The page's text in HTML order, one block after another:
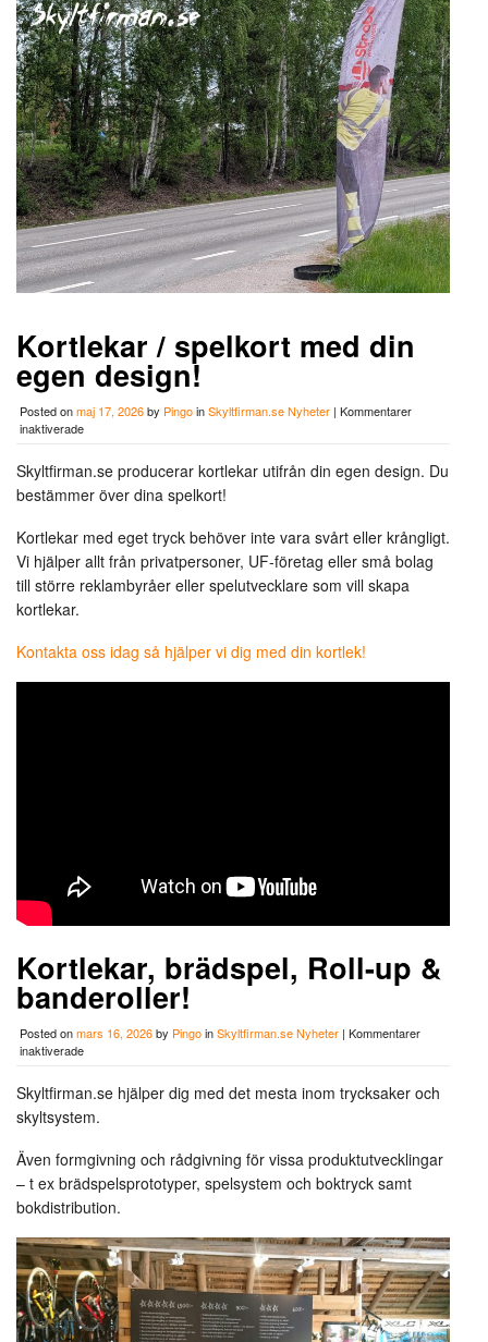
Kortlekar / spelkort med din
egen design!
Posted onmaj 17, 2026by PingoinSkyltfirman.se Nyheter | Kommentarer
inaktiveradeför
spelkort
med
egen
design!
Skyltfirman.se producerar kortlekar utifrån din egen design. Du
bestämmer över dina spelkort!
Kortlekar med eget tryck behöver inte vara svårt eller krångligt.
Vi hjälper allt från privatpersoner, UF-företag eller små bolag
till större reklambyråer eller spelutvecklare som vill skapa
kortlekar.
Kontakta oss idag så hjälper vi dig med din kortlek!
Kortlekar, brädspel, Roll-up &
banderoller!
Posted onmars 16, 2026by PingoinSkyltfirman.se Nyheter | Kommentarer
inaktiveradeför
brädspel,
Roll-
up
banderoller!
Skyltfirman.se hjälper dig med det mesta inom trycksaker och
skyltsystem.
Även formgivning och rådgivning för vissa produktutvecklingar
– t ex brädspelsprototyper, spelsystem och boktryck samt
bokdistribution.